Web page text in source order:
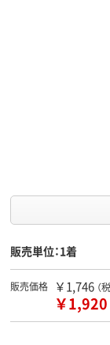
販売単位：1着
販売価格 ￥1,746 （
￥1,920